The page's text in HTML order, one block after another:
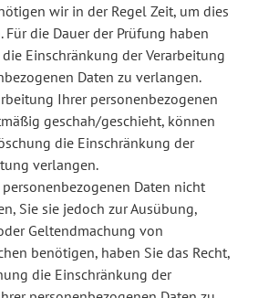
wir in der Regel Zeit, um dies
Für die Dauer der Prüfung haben
die Einschränkung der Verarbeitung
Daten zu verlangen.
Ihrer personenbezogenen
geschah/geschieht, können
die Einschränkung der
verlangen.
Daten nicht
Sie sie jedoch zur Ausübung,
Geltendmachung von
benötigen, haben Sie das Recht,
die Einschränkung der